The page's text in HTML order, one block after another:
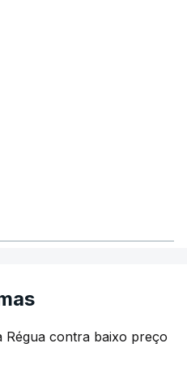
contra baixo preço